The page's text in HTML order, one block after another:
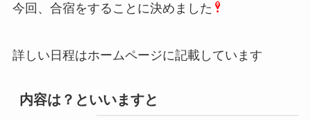
今回、合宿をすることに決めました
詳しい日程はホームページに記載しています
内容は？といいますと